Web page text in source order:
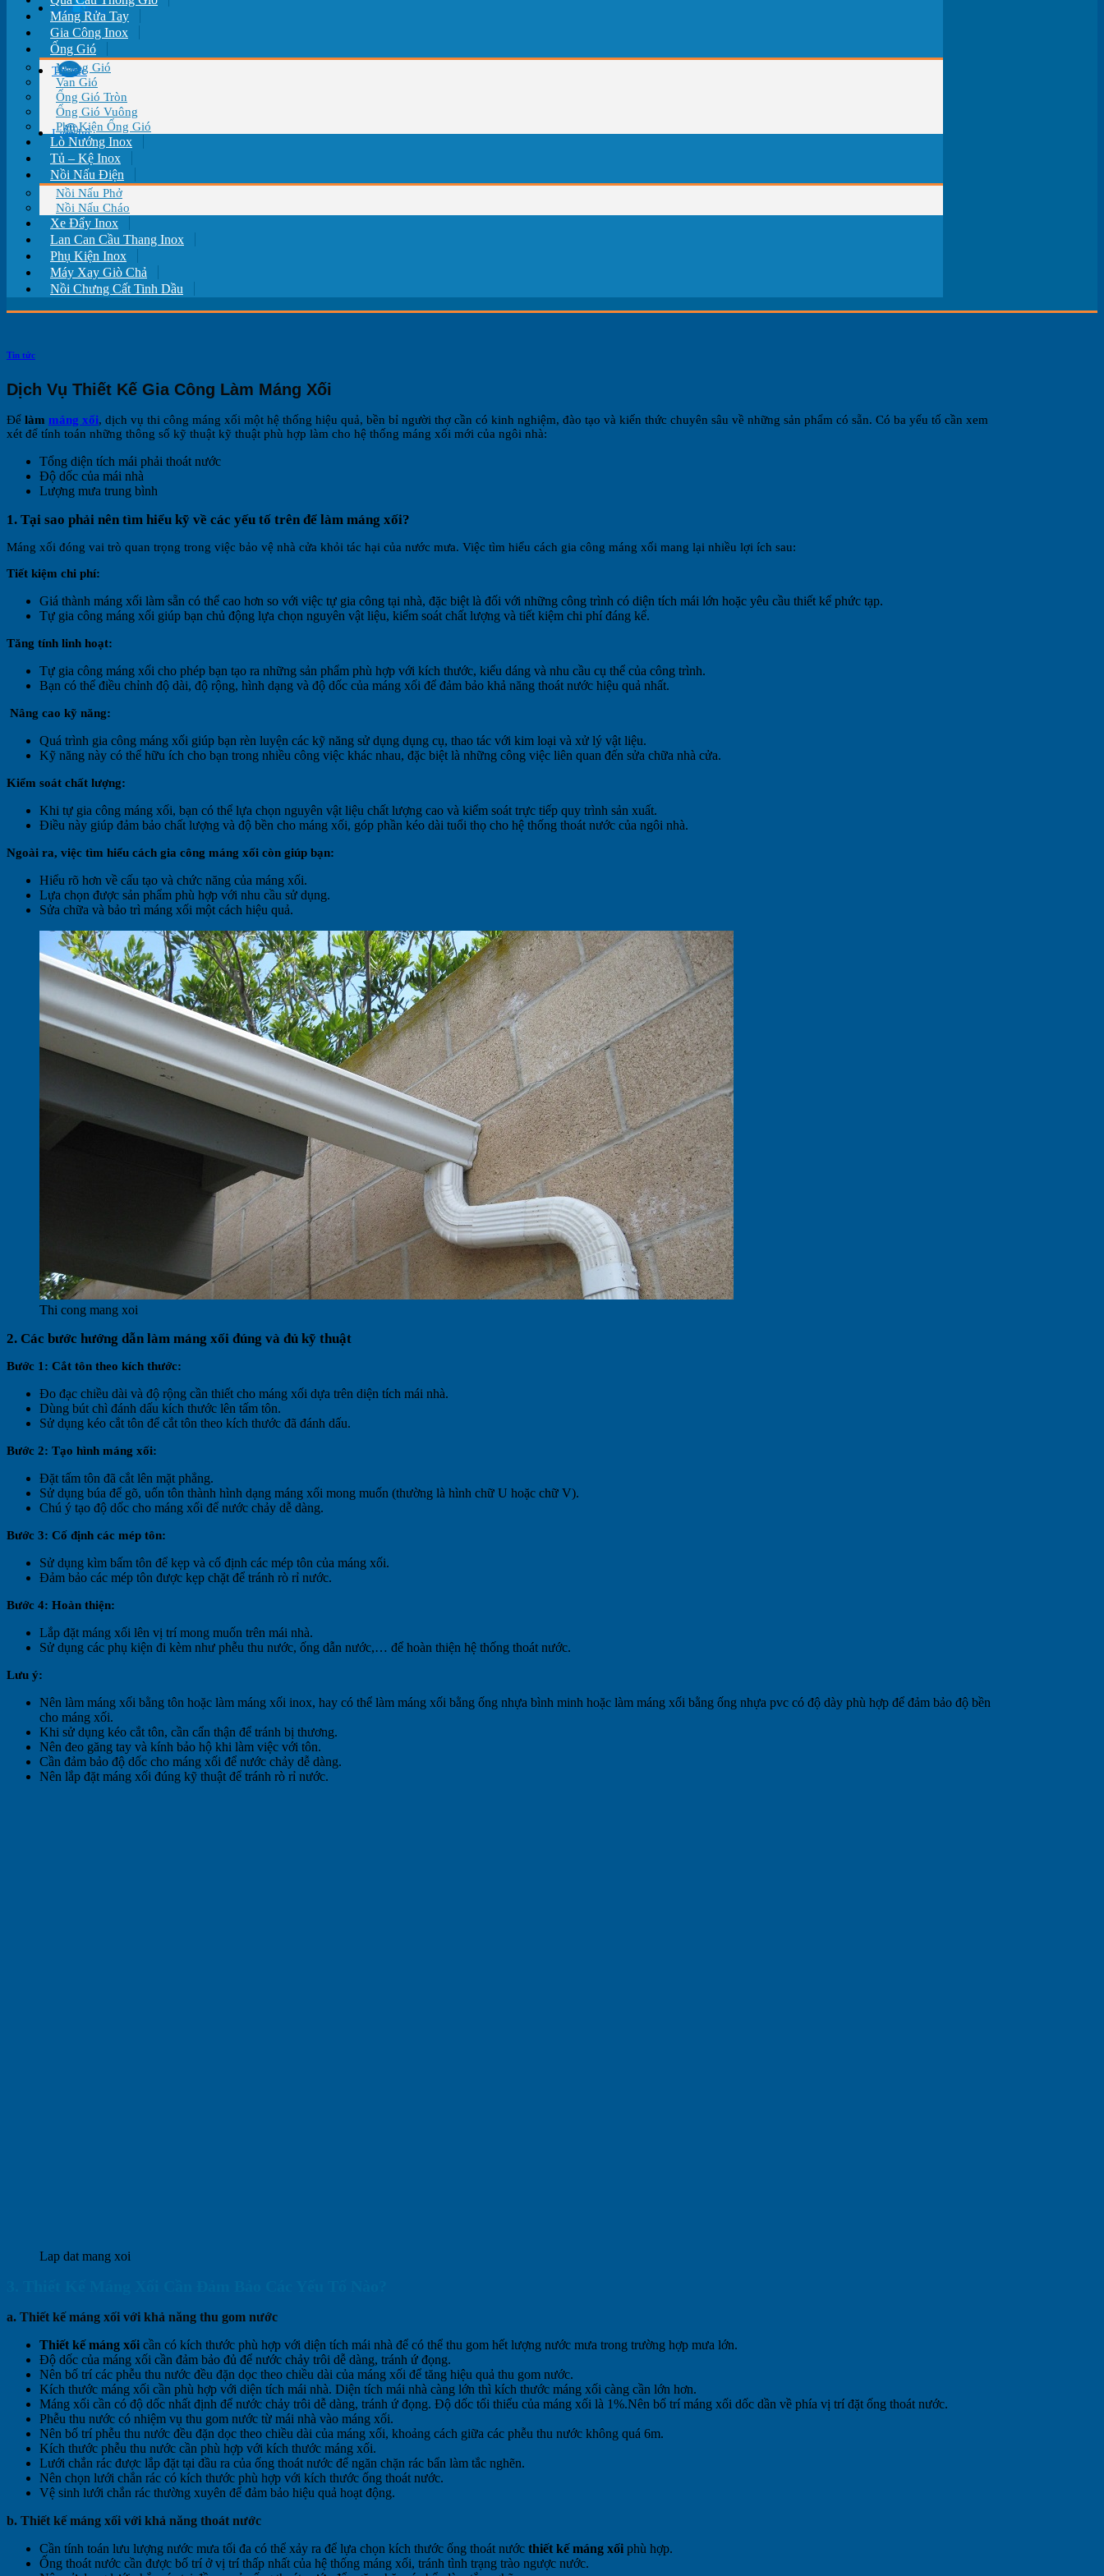
Giới Thiệu
Tin tức
Liên hệ
Máng Rửa Tay
Gia Công Inox
Ống Gió
Miệng Gió
Van Gió
Ống Gió Tròn
Ống Gió Vuông
Phụ Kiện Ống Gió
Lò Nướng Inox
Tủ – Kệ Inox
Nồi Nấu Điện
Nồi Nấu Phở
Nồi Nấu Cháo
Xe Đẩy Inox
Lan Can Cầu Thang Inox
Phụ Kiện Inox
Máy Xay Giò Chả
Nồi Chưng Cất Tinh Dầu
Tin tức
Dịch Vụ Thiết Kế Gia Công Làm Máng Xối
Để làm máng xối, dịch vụ thi công máng xối một hệ thống hiệu quả, bền bỉ người thợ cần có kinh nghiệm, đào tạo và kiến ​​thức chuyên sâu về những sản phẩm có sẵn. Có ba yếu tố cần xem
xét để tính toán những thông số kỹ thuật kỹ thuật phù hợp làm cho hệ thống máng xối mới của ngôi nhà:
Tổng diện tích mái phải thoát nước
Độ dốc của mái nhà
Lượng mưa trung bình
1. Tại sao phải nên tìm hiểu kỹ về các yếu tố trên để làm máng xối?
Máng xối đóng vai trò quan trọng trong việc bảo vệ nhà cửa khỏi tác hại của nước mưa. Việc tìm hiểu cách gia công máng xối mang lại nhiều lợi ích sau:
Tiết kiệm chi phí:
Giá thành máng xối làm sẵn có thể cao hơn so với việc tự gia công tại nhà, đặc biệt là đối với những công trình có diện tích mái lớn hoặc yêu cầu thiết kế phức tạp.
Tự gia công máng xối giúp bạn chủ động lựa chọn nguyên vật liệu, kiểm soát chất lượng và tiết kiệm chi phí đáng kể.
Tăng tính linh hoạt:
Tự gia công máng xối cho phép bạn tạo ra những sản phẩm phù hợp với kích thước, kiểu dáng và nhu cầu cụ thể của công trình.
Bạn có thể điều chỉnh độ dài, độ rộng, hình dạng và độ dốc của máng xối để đảm bảo khả năng thoát nước hiệu quả nhất.
Nâng cao kỹ năng:
Quá trình gia công máng xối giúp bạn rèn luyện các kỹ năng sử dụng dụng cụ, thao tác với kim loại và xử lý vật liệu.
Kỹ năng này có thể hữu ích cho bạn trong nhiều công việc khác nhau, đặc biệt là những công việc liên quan đến sửa chữa nhà cửa.
Kiểm soát chất lượng:
Khi tự gia công máng xối, bạn có thể lựa chọn nguyên vật liệu chất lượng cao và kiểm soát trực tiếp quy trình sản xuất.
Điều này giúp đảm bảo chất lượng và độ bền cho máng xối, góp phần kéo dài tuổi thọ cho hệ thống thoát nước của ngôi nhà.
Ngoài ra, việc tìm hiểu cách gia công máng xối còn giúp bạn:
Hiểu rõ hơn về cấu tạo và chức năng của máng xối.
Lựa chọn được sản phẩm phù hợp với nhu cầu sử dụng.
Sửa chữa và bảo trì máng xối một cách hiệu quả.
Thi cong mang xoi
2. Các bước hướng dẫn làm máng xối đúng và đủ kỹ thuật
Bước 1: Cắt tôn theo kích thước:
Đo đạc chiều dài và độ rộng cần thiết cho máng xối dựa trên diện tích mái nhà.
Dùng bút chì đánh dấu kích thước lên tấm tôn.
Sử dụng kéo cắt tôn để cắt tôn theo kích thước đã đánh dấu.
Bước 2: Tạo hình máng xối:
Đặt tấm tôn đã cắt lên mặt phẳng.
Sử dụng búa để gõ, uốn tôn thành hình dạng máng xối mong muốn (thường là hình chữ U hoặc chữ V).
Chú ý tạo độ dốc cho máng xối để nước chảy dễ dàng.
Bước 3: Cố định các mép tôn:
Sử dụng kìm bấm tôn để kẹp và cố định các mép tôn của máng xối.
Đảm bảo các mép tôn được kẹp chặt để tránh rò rỉ nước.
Bước 4: Hoàn thiện:
Lắp đặt máng xối lên vị trí mong muốn trên mái nhà.
Sử dụng các phụ kiện đi kèm như phễu thu nước, ống dẫn nước,… để hoàn thiện hệ thống thoát nước.
Lưu ý:
Nên làm máng xối bằng tôn hoặc làm máng xối inox, hay có thể làm máng xối bằng ống nhựa bình minh hoặc làm máng xối bằng ống nhựa pvc có độ dày phù hợp để đảm bảo độ bền
cho máng xối.
Khi sử dụng kéo cắt tôn, cần cẩn thận để tránh bị thương.
Nên đeo găng tay và kính bảo hộ khi làm việc với tôn.
Cần đảm bảo độ dốc cho máng xối để nước chảy dễ dàng.
Nên lắp đặt máng xối đúng kỹ thuật để tránh rò rỉ nước.
Lap dat mang xoi
a. Thiết kế máng xối với khả năng thu gom nước
Thiết kế máng xối cần có kích thước phù hợp với diện tích mái nhà để có thể thu gom hết lượng nước mưa trong trường hợp mưa lớn.
Độ dốc của máng xối cần đảm bảo đủ để nước chảy trôi dễ dàng, tránh ứ đọng.
Nên bố trí các phễu thu nước đều đặn dọc theo chiều dài của máng xối để tăng hiệu quả thu gom nước.
Kích thước máng xối cần phù hợp với diện tích mái nhà. Diện tích mái nhà càng lớn thì kích thước máng xối càng cần lớn hơn.
Máng xối cần có độ dốc nhất định để nước chảy trôi dễ dàng, tránh ứ đọng. Độ dốc tối thiểu của máng xối là 1%.Nên bố trí máng xối dốc dần về phía vị trí đặt ống thoát nước.
Phễu thu nước có nhiệm vụ thu gom nước từ mái nhà vào máng xối.
Nên bố trí phễu thu nước đều đặn dọc theo chiều dài của máng xối, khoảng cách giữa các phễu thu nước không quá 6m.
Kích thước phễu thu nước cần phù hợp với kích thước máng xối.
Lưới chắn rác được lắp đặt tại đầu ra của ống thoát nước để ngăn chặn rác bẩn làm tắc nghẽn.
Nên chọn lưới chắn rác có kích thước phù hợp với kích thước ống thoát nước.
Vệ sinh lưới chắn rác thường xuyên để đảm bảo hiệu quả hoạt động.
b. Thiết kế máng xối với khả năng thoát nước
Cần tính toán lưu lượng nước mưa tối đa có thể xảy ra để lựa chọn kích thước ống thoát nước thiết kế máng xối phù hợp.
Ống thoát nước cần được bố trí ở vị trí thấp nhất của hệ thống máng xối, tránh tình trạng trào ngược nước.